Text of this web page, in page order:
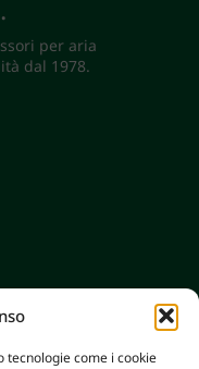
tecnologie come i cookie
per aria
dal 1978.